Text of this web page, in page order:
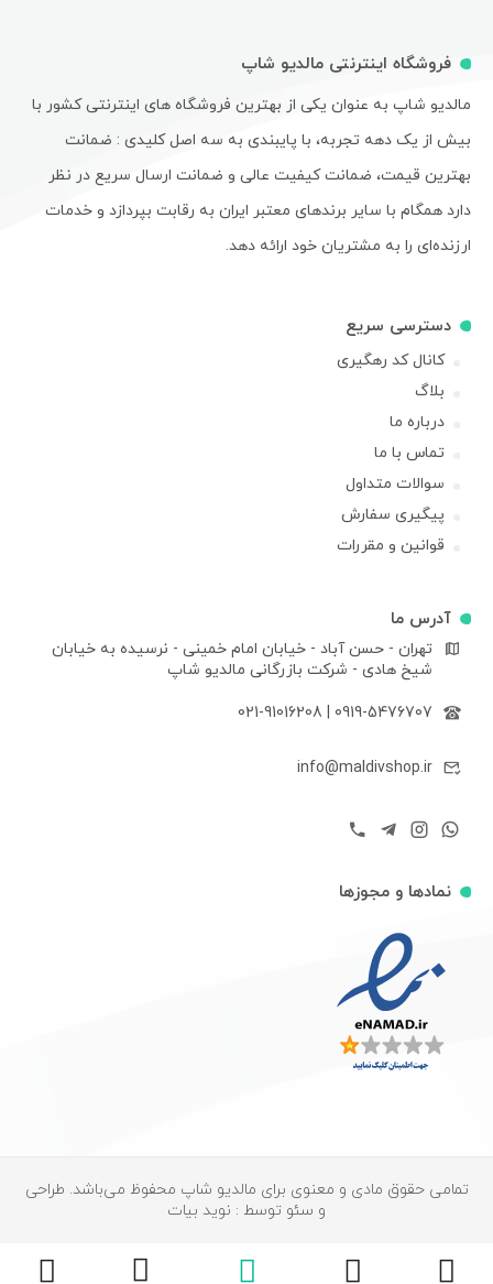
فروشگاه اینترنتی مالدیو شاپ
مالدیو شاپ به عنوان یکی از بهترین فروشگاه های اینترنتی کشور با
بیش از یک دهه تجربه، با پایبندی به سه اصل کلیدی : ضمانت
بهترین قیمت، ضمانت کیفیت عالی و ضمانت ارسال سریع در نظر
دارد همگام با سایر برندهای معتبر ایران به رقابت بپردازد و خدمات
ارزنده‌ای را به مشتریان خود ارائه دهد.
دسترسی سریع
کانال کد رهگیری
بلاگ
درباره ما
تماس با ما
سوالات متداول
پیگیری سفارش
قوانین و مقررات
آدرس ما
تهران - حسن آباد - خیابان امام خمینی - نرسیده به خیابان
شیخ هادی - شرکت بازرگانی مالدیو شاپ
0919-5476707
021-91016208
info@maldivshop.ir
نمادها و مجوزها
تمامی حقوق مادی و معنوی برای مالدیو شاپ محفوظ می‌باشد. طراحی
و سئو توسط : نوید بیات